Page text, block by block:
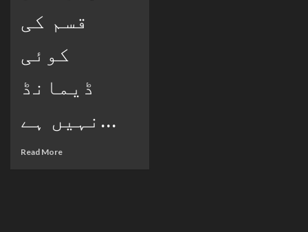
قسم کی
کوئی
ڈیمانڈ
نہیں ہے...
Read More